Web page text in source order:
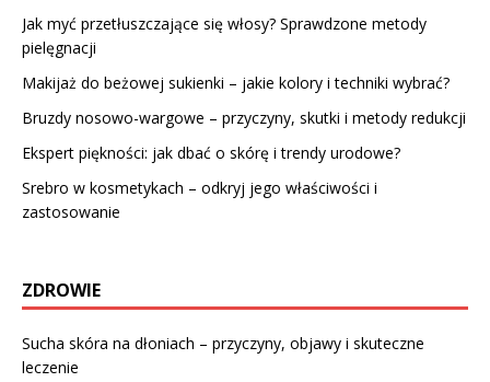
Jak myć przetłuszczające się włosy? Sprawdzone metody
pielęgnacji
Makijaż do beżowej sukienki – jakie kolory i techniki wybrać?
Bruzdy nosowo-wargowe – przyczyny, skutki i metody redukcji
Ekspert piękności: jak dbać o skórę i trendy urodowe?
Srebro w kosmetykach – odkryj jego właściwości i
zastosowanie
ZDROWIE
Sucha skóra na dłoniach – przyczyny, objawy i skuteczne
leczenie